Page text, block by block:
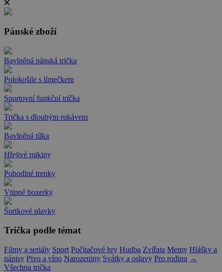
Pánské zboží
Bavlněná pánská trička
Polokošile s límečkem
Sportovní funkční trička
Trička s dlouhým rukávem
Bavlněná tílka
Hřejivé mikiny
Pohodlné trenky
Vtipné boxerky
Šortkové plavky
Trička podle témat
Filmy a seriály Sport Počítačové hry Hudba Zvířata Memy Hlášky a
nápisy Pivo a víno Narozeniny Svátky a oslavy Pro rodinu →
Všechna trička